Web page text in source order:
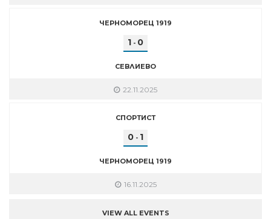
ЧЕРНОМОРЕЦ 1919
1 - 0
СЕВЛИЕВО
22.11.2025
СПОРТИСТ
0 - 1
ЧЕРНОМОРЕЦ 1919
16.11.2025
VIEW ALL EVENTS